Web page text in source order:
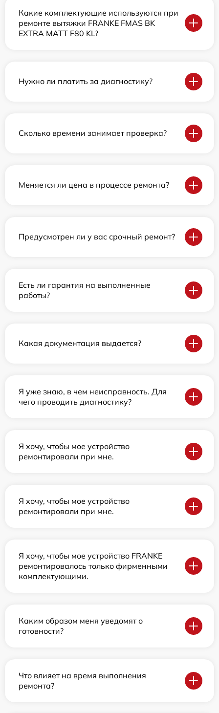
Какие комплектующие используются при
ремонте вытяжки FRANKE FMAS BK
EXTRA MATT F80 KL?
Нужно ли платить за диагностику?
Сколько времени занимает проверка?
Меняется ли цена в процессе ремонта?
Предусмотрен ли у вас срочный ремонт?
Есть ли гарантия на выполненные
работы?
Какая документация выдается?
Я уже знаю, в чем неисправность. Для
чего проводить диагностику?
Я хочу, чтобы мое устройство
ремонтировали при мне.
Я хочу, чтобы мое устройство
ремонтировали при мне.
Я хочу, чтобы мое устройство FRANKE
ремонтировалось только фирменными
комплектующими.
Каким образом меня уведомят о
готовности?
Что влияет на время выполнения
ремонта?